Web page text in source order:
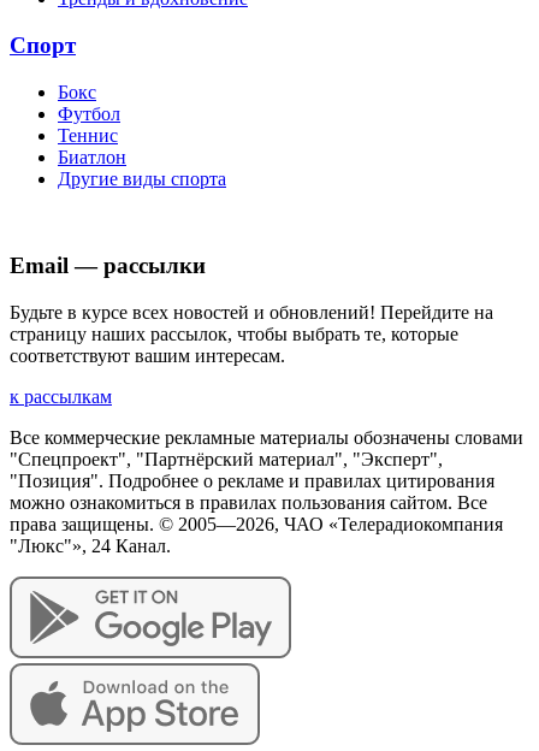
Спорт
Бокс
Футбол
Теннис
Биатлон
Другие виды спорта
Email — рассылки
Будьте в курсе всех новостей и обновлений! Перейдите на
страницу наших рассылок, чтобы выбрать те, которые
соответствуют вашим интересам.
к рассылкам
Все коммерческие рекламные материалы обозначены словами
"Спецпроект", "Партнёрский материал", "Эксперт",
"Позиция". Подробнее о рекламе и правилах цитирования
можно ознакомиться в правилах пользования сайтом. Все
права защищены. © 2005—2026, ЧАО «Телерадиокомпания
"Люкс"», 24 Канал.